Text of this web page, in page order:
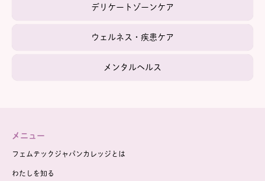
デリケートゾーンケア
ウェルネス・疾患ケア
メンタルヘルス
メニュー
フェムテックジャパンカレッジとは
わたしを知る